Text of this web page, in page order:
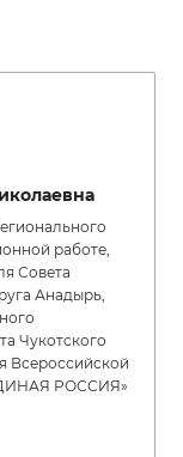
работе,
Совета
Анадырь,
Чукотского
Всероссийской
РОССИЯ»